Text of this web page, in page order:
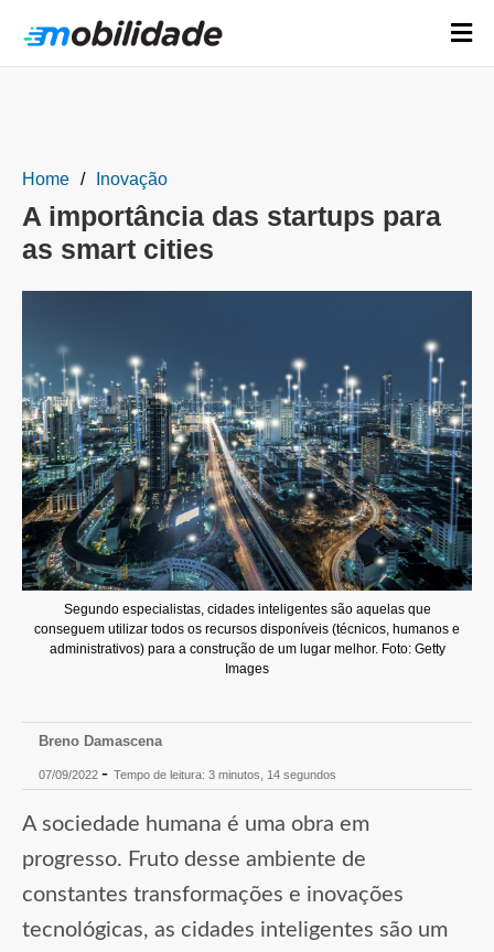
Home Inovação
A importância das startups para
as smart cities
Segundo especialistas, cidades inteligentes são aquelas que
conseguem utilizar todos os recursos disponíveis (técnicos, humanos e
administrativos) para a construção de um lugar melhor. Foto: Getty
Images
Breno Damascena
07/09/2022 - Tempo de leitura: 3 minutos, 14 segundos
A sociedade humana é uma obra em
progresso. Fruto desse ambiente de
constantes transformações e inovações
tecnológicas, as cidades inteligentes são um